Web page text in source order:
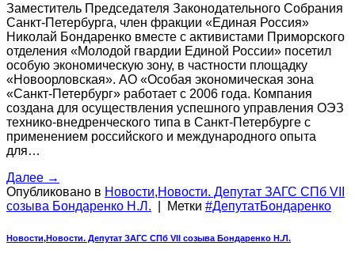
Заместитель Председателя Законодательного Собрания
Санкт-Петербурга, член фракции «Единая Россия»
Николай Бондаренко вместе с активистами Приморского
отделения «Молодой гвардии Единой России» посетил
особую экономическую зону, в частности площадку
«Новоорловская». АО «Особая экономическая зона
«Санкт-Петербург» работает с 2006 года. Компания
создана для осуществления успешного управления ОЭЗ
технико-внедренческого типа в Санкт-Петербурге с
применением российского и международного опыта
для…
Далее →
Опубликовано в Новости,Новости. Депутат ЗАГС СПб VII
созыва Бондаренко Н.Л.
Метки #ДепутатБондаренко
Новости,Новости. Депутат ЗАГС СПб VII созыва Бондаренко Н.Л.